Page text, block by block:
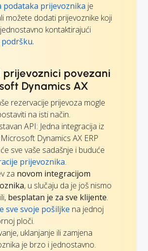
podataka prijevoznika je
možete dodati prijevoznike koji
kontaktirajući
prijevoznici povezani
Dynamics AX
rezervacije prijevoza mogle
na isti način.
API: Jedna integracija iz
Dynamics AX ERP
sve vaše sadašnje i buduće
prijevoznika.
za novom integracijom
, u slučaju da je još nismo
besplatan je za sve klijente.
sve svoje pošiljke na jednoj
ploči.
uklanjanje ili zamjena
je brzo i jednostavno.